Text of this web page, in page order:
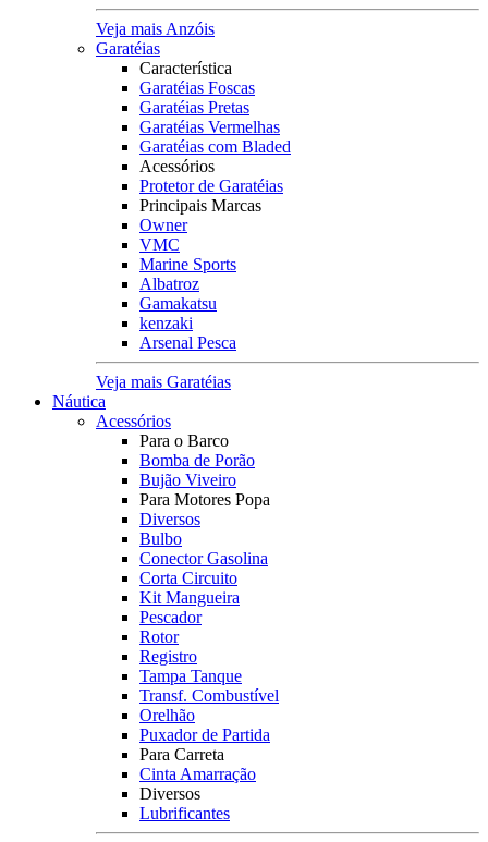
Veja mais Anzóis
Garatéias
Característica
Garatéias Foscas
Garatéias Pretas
Garatéias Vermelhas
Garatéias com Bladed
Acessórios
Protetor de Garatéias
Principais Marcas
Owner
VMC
Marine Sports
Albatroz
Gamakatsu
kenzaki
Arsenal Pesca
Veja mais Garatéias
Náutica
Acessórios
Para o Barco
Bomba de Porão
Bujão Viveiro
Para Motores Popa
Diversos
Bulbo
Conector Gasolina
Corta Circuito
Kit Mangueira
Pescador
Rotor
Registro
Tampa Tanque
Transf. Combustível
Orelhão
Puxador de Partida
Para Carreta
Cinta Amarração
Diversos
Lubrificantes